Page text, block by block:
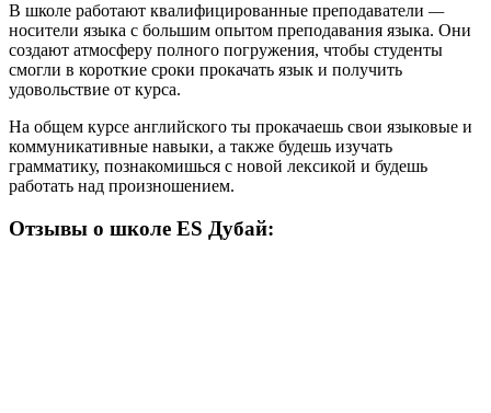
В школе работают квалифицированные преподаватели —
носители языка с большим опытом преподавания языка. Они
создают атмосферу полного погружения, чтобы студенты
смогли в короткие сроки прокачать язык и получить
удовольствие от курса.
На общем курсе английского ты прокачаешь свои языковые и
коммуникативные навыки, а также будешь изучать
грамматику, познакомишься с новой лексикой и будешь
работать над произношением.
Отзывы о школе ES Дубай: